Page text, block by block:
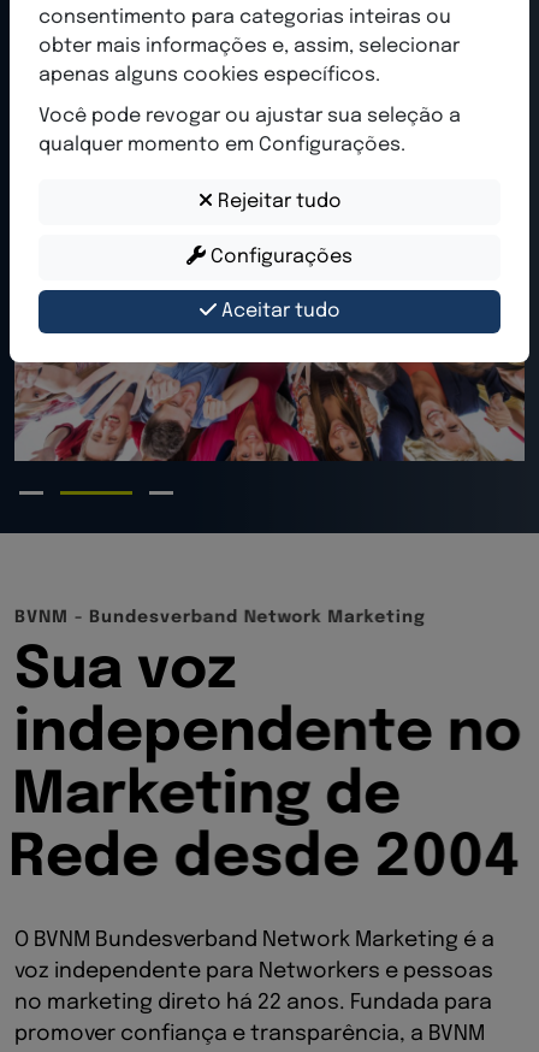
BV N M - Bu nd esver band Network Market ing
Sua voz
independente no
Marketing de
Rede desde 2004
O BVNM Bundesverband Network Marketing é a
voz independente para Networkers e pessoas
no marketing direto há 22 anos. Fundada para
promover confiança e transparência, a BVNM
consentimento para categorias inteiras ou
obter mais informações e, assim, selecionar
apenas alguns cookies específicos.
Você pode revogar ou ajustar sua seleção a
qualquer momento em Configurações.
Rejeitar tudo
Configurações
Aceitar tudo